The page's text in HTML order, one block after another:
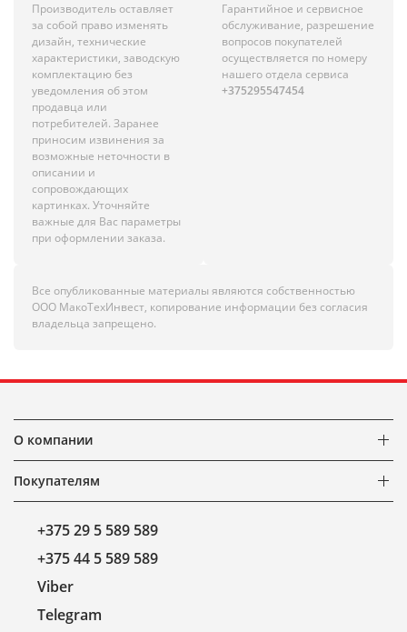
Производитель оставляет
за собой право изменять
дизайн, технические
характеристики, заводскую
комплектацию без
уведомления об этом
продавца или
потребителей. Заранее
приносим извинения за
возможные неточности в
описании и
сопровождающих
картинках. Уточняйте
важные для Вас параметры
при оформлении заказа.
Гарантийное и сервисное
обслуживание, разрешение
вопросов покупателей
осуществляется по номеру
нашего отдела сервиса
+375295547454
Все опубликованные материалы являются собственностью
ООО МакоТехИнвест, копирование информации без согласия
владельца запрещено.
О компании
Покупателям
+375 29 5 589 589
+375 44 5 589 589
Viber
Telegram